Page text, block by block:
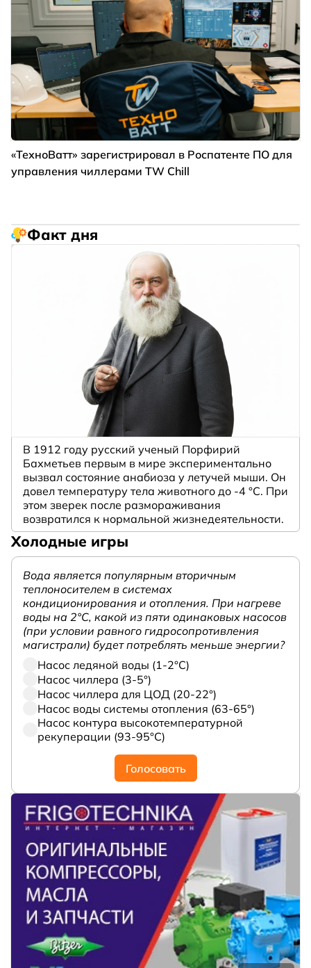
«ТехноВатт» зарегистрировал в Роспатенте ПО для
управления чиллерами TW Chill
Факт дня
В 1912 году русский ученый Порфирий
Бахметьев первым в мире экспериментально
вызвал состояние анабиоза у летучей мыши. Он
довел температуру тела животного до -4 °C. При
этом зверек после размораживания
возвратился к нормальной жизнедеятельности.
Холодные игры
Вода является популярным вторичным
теплоносителем в системах
кондиционирования и отопления. При нагреве
воды на 2°С, какой из пяти одинаковых насосов
(при условии равного гидросопротивления
магистрали) будет потреблять меньше энергии?
Насос ледяной воды (1-2°С)
Насос чиллера (3-5°)
Насос чиллера для ЦОД (20-22°)
Насос воды системы отопления (63-65°)
Насос контура высокотемпературной
рекуперации (93-95°С)
Голосовать